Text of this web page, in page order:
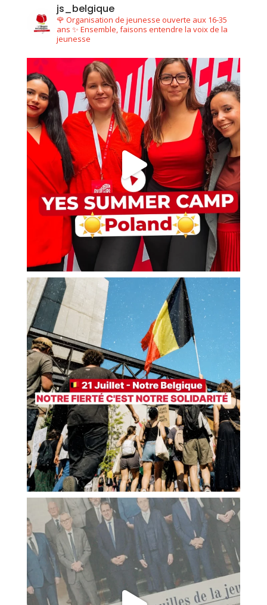
js_belgique
🌹 Organisation de jeunesse ouverte aux 16-35
ans ✨ Ensemble, faisons entendre la voix de la
jeunesse